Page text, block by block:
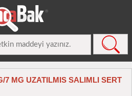
7 MG UZATILMIS SALIMLI SERT